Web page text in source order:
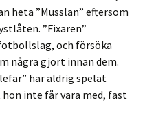
heta ”Musslan” eftersom
”Fixaren”
och försöka
några gjort innan dem.
har aldrig spelat
inte får vara med, fast